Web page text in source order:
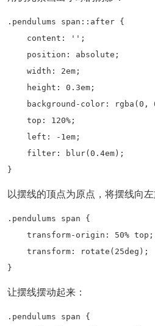
.pendulums span::after {
    content: '';
    position: absolute;
    width: 2em;
    height: 0.3em;
background-color: rgba(0,
    top: 120%;
    left: -1em;
    filter: blur(0.4em);
}
以摆线的顶点为原点，将摆线向左
.pendulums span {
    transform-origin: 50% top;
    transform: rotate(25deg);
}
让摆线摆动起来：
.pendulums span {